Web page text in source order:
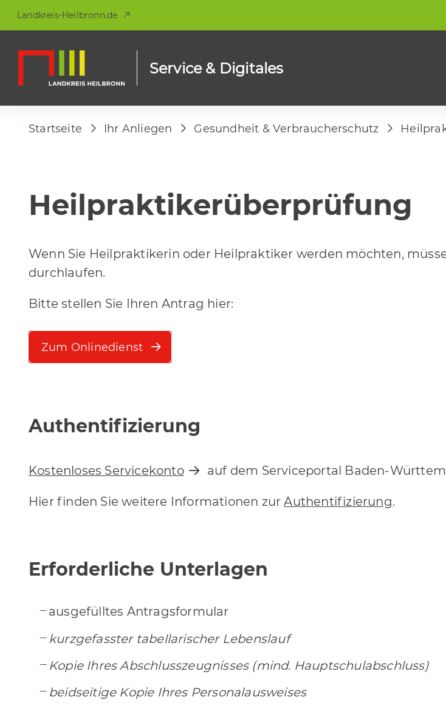
Landkreis-Heilbronn.de
Service & Digitales
Startseite Ihr Anliegen Gesundheit & Verbraucherschutz
Heilpraktikerüberprüfung
Wenn Sie Heilpraktikerin oder Heilpraktiker werden möchten,
durchlaufen.
Bitte stellen Sie Ihren Antrag hier:
Zum Onlinedienst
Authentifizierung
Kostenloses Servicekonto auf dem Serviceportal Baden-
Hier finden Sie weitere Informationen zurAuthentifizierung.
Erforderliche Unterlagen
ausgefülltes Antragsformular
kurzgefasster tabellarischer Lebenslauf
Kopie Ihres Abschlusszeugnisses (mind. Hauptschulabschluss)
beidseitige Kopie Ihres Personalausweises